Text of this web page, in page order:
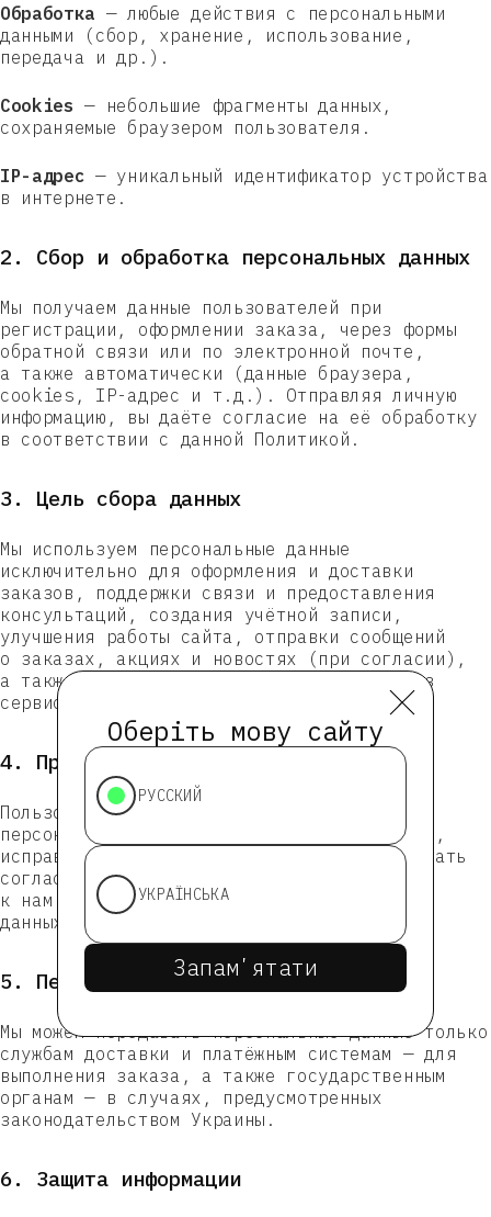
Обработка — любые действия с персональными
данными (сбор, хранение, использование,
передача и др.).
Cookies — небольшие фрагменты данных,
сохраняемые браузером пользователя.
IP-адрес — уникальный идентификатор устройства
в интернете.
2. Сбор и обработка персональных данных
Мы получаем данные пользователей при
регистрации, оформлении заказа, через формы
обратной связи или по электронной почте,
а также автоматически (данные браузера,
cookies, IP-адрес и т.д.). Отправляя личную
информацию, вы даёте согласие на её обработку
в соответствии с данной Политикой.
3. Цель сбора данных
Мы используем персональные данные
исключительно для оформления и доставки
заказов, поддержки связи и предоставления
консультаций, создания учётной записи,
улучшения работы сайта, отправки сообщений
о заказах, акциях и новостях (при согласии),
а также для аналитики и статистики (через
сервисы, такие как Google Analytics).
4. Права пользователя
Пользователь имеет право знать, какие
персональные данные собираются, обновлять,
исправлять или удалять свои данные, отзывать
согласие на обработку, а также обратиться
к нам с запросом на прекращение обработки
данных.
5. Передача третьим лицам
Мы можем передавать персональные данные только
службам доставки и платёжным системам — для
выполнения заказа, а также государственным
органам — в случаях, предусмотренных
законодательством Украины.
6. Защита информации
Оберіть мову сайту
РУССКИЙ
УКРАЇНСЬКА
Запамʼятати